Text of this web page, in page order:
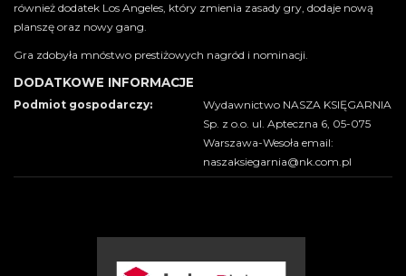
również dodatek Los Angeles, który zmienia zasady gry, dodaje nową
planszę oraz nowy gang.
Gra zdobyła mnóstwo prestiżowych nagród i nominacji.
DODATKOWE INFORMACJE
Podmiot gospodarczy:
Wydawnictwo NASZA KSIĘGARNIA
Sp. z o.o. ul. Apteczna 6, 05-075
Warszawa-Wesoła email:
naszaksiegarnia@nk.com.pl